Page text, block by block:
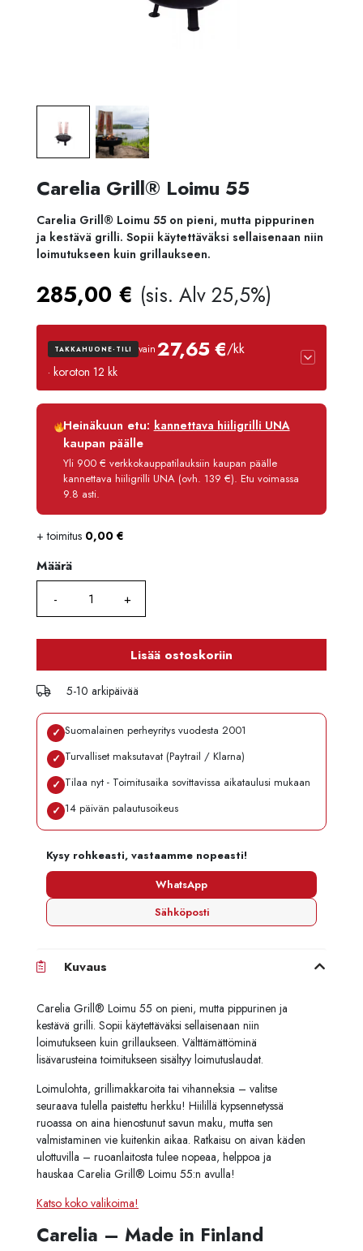
Carelia Grill® Loimu 55
Carelia Grill® Loimu 55 on pieni, mutta pippurinen
ja kestävä grilli. Sopii käytettäväksi sellaisenaan niin
loimutukseen kuin grillaukseen.
285,00 € (sis. Alv 25,5%)
TAKKAHUONE-TILI vain27,65 €/kk
· koroton 12 kk
Luottoaika
12 kk
Korko
Käsittelymaksu
3,90 €/kk
Maksettava yhteensä
331,80 €
Heinäkuun etu: kannettava hiiligrilli UNA
kaupan päälle
Yli 900 € verkkokauppatilauksiin kaupan päälle
kannettava hiiligrilli UNA (ovh. 139 €). Etu voimassa
9.8 asti.
+ toimitus 0,00 €
Määrä
Määrä
Lisää ostoskoriin
5-10 arkipäivää
✓ Suomalainen perheyritys vuodesta 2001
✓ Turvalliset maksutavat (Paytrail / Klarna)
✓ Tilaa nyt - Toimitusaika sovittavissa aikataulusi mukaan
✓ 14 päivän palautusoikeus
Kysy rohkeasti, vastaamme nopeasti!
WhatsApp
Sähköposti
Kuvaus
Carelia Grill® Loimu 55 on pieni, mutta pippurinen ja
kestävä grilli. Sopii käytettäväksi sellaisenaan niin
loimutukseen kuin grillaukseen. Välttämättöminä
lisävarusteina toimitukseen sisältyy loimutuslaudat.
Loimulohta, grillimakkaroita tai vihanneksia – valitse
seuraava tulella paistettu herkku! Hiilillä kypsennetyssä
ruoassa on aina hienostunut savun maku, mutta sen
valmistaminen vie kuitenkin aikaa. Ratkaisu on aivan käden
ulottuvilla – ruoanlaitosta tulee nopeaa, helppoa ja
hauskaa Carelia Grill® Loimu 55:n avulla!
Katso koko valikoima!
Carelia – Made in Finland